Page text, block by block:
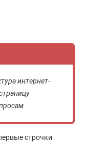
интернет-
строчки